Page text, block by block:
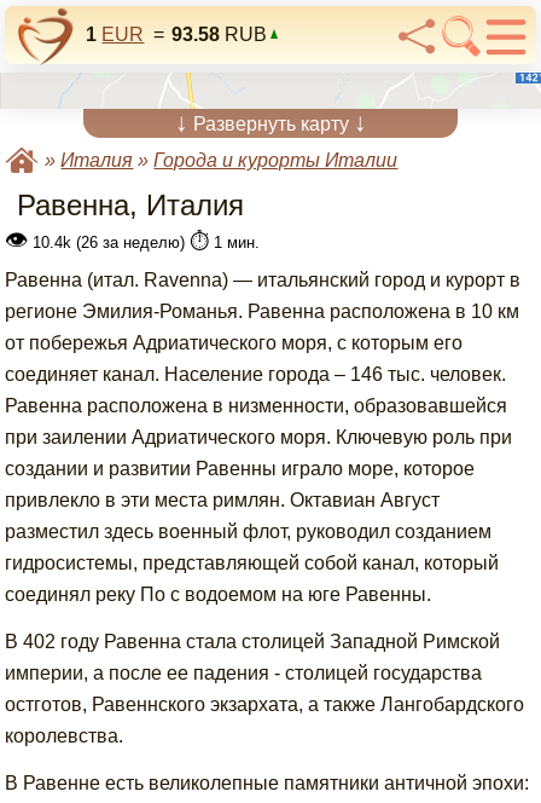
1 EUR = 93.58 RUB
↓ Развернуть карту ↓
»Италия »Города и курорты Италии
Равенна, Италия
👁 10.4k (26 за неделю) ⏱️ 1 мин.
Равенна (итал. Ravenna) — итальянский город и курорт в
регионе Эмилия-Романья. Равенна расположена в 10 км
от побережья Адриатического моря, с которым его
соединяет канал. Население города – 146 тыс. человек.
Равенна расположена в низменности, образовавшейся
при заилении Адриатического моря. Ключевую роль при
создании и развитии Равенны играло море, которое
привлекло в эти места римлян. Октавиан Август
разместил здесь военный флот, руководил созданием
гидросистемы, представляющей собой канал, который
соединял реку По с водоемом на юге Равенны.
В 402 году Равенна стала столицей Западной Римской
империи, а после ее падения - столицей государства
остготов, Равеннского экзархата, а также Лангобардского
королевства.
В Равенне есть великолепные памятники античной эпохи: